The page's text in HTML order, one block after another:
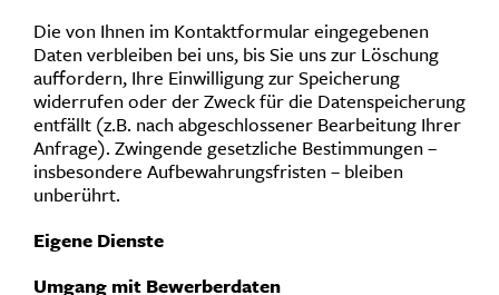
Die von Ihnen im Kontaktformular eingegebenen
Daten verbleiben bei uns, bis Sie uns zur Löschung
auffordern, Ihre Einwilligung zur Speicherung
widerrufen oder der Zweck für die Datenspeicherung
entfällt (z.B. nach abgeschlossener Bearbeitung Ihrer
Anfrage). Zwingende gesetzliche Bestimmungen –
insbesondere Aufbewahrungsfristen – bleiben
unberührt.
Eigene Dienste
Umgang mit Bewerberdaten